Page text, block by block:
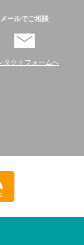
メールでご相談
タクトフォームへ